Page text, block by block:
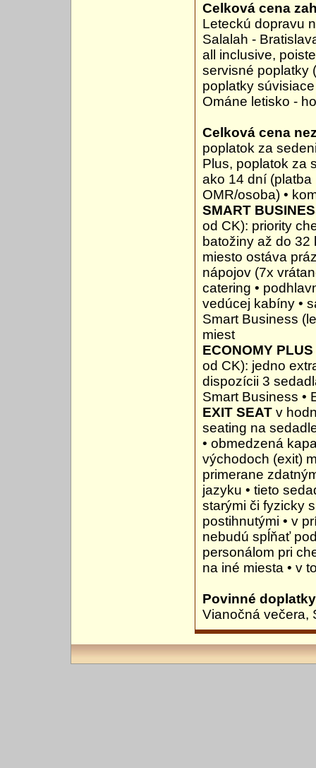
Celková cena
Leteckú dopravu
Salalah -
all inclusive,
servisné poplatky
poplatky
Ománe letisko -
Celková cena
poplatok za
Plus, poplatok za
ako 14 dní
OMR/osoba) •
SMART
od CK): priority
batožiny až do 32
miesto ostáva
nápojov (7x
catering •
vedúcej kabíny •
Smart Business
miest
ECONOMY PLUS
od CK): jedno
dispozícii 3
Smart Business •
EXIT SEAT v
seating na
• obmedzená
východoch (exit)
primerane
jazyku • tieto
starými či fyzicky
postihnutými • v
nebudú spĺňať
personálom pri
na iné miesta • v
Povinné
Vianočná večera,